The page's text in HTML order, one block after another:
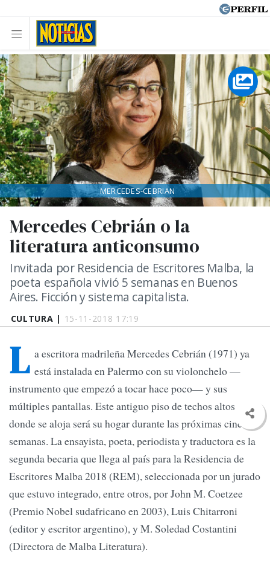
CULTURA | 15-11-2018 17:19
Mercedes Cebrián o la
literatura anticonsumo
Invitada por Residencia de Escritores Malba, la
poeta española vivió 5 semanas en Buenos
Aires. Ficción y sistema capitalista.
MERCEDES-CEBRIAN
L a escritora madrileña Mercedes Cebrián (1971) ya
está instalada en Palermo con su violonchelo —
instrumento que empezó a tocar hace poco— y sus
múltiples pantallas. Este antiguo piso de techos altos
donde se aloja será su hogar durante las próximas cinco
semanas. La ensayista, poeta, periodista y traductora es la
segunda becaria que llega al país para la Residencia de
Escritores Malba 2018 (REM), seleccionada por un jurado
que estuvo integrado, entre otros, por John M. Coetzee
(Premio Nobel sudafricano en 2003), Luis Chitarroni
(editor y escritor argentino), y M. Soledad Costantini
(Directora de Malba Literatura).